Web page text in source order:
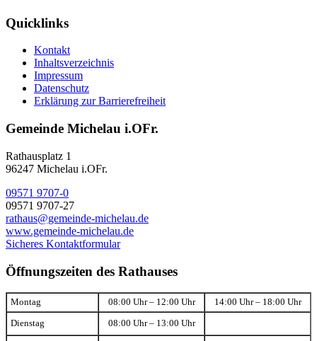
Quicklinks
Kontakt
Inhaltsverzeichnis
Impressum
Datenschutz
Erklärung zur Barrierefreiheit
Gemeinde Michelau i.OFr.
Rathausplatz 1
96247 Michelau i.OFr.
09571 9707-0
09571 9707-27
rathaus@gemeinde-michelau.de
www.gemeinde-michelau.de
Sicheres Kontaktformular
Öffnungszeiten des Rathauses
Montag 08:00 Uhr – 12:00 Uhr 14:00 Uhr – 18:00 Uhr
Dienstag 08:00 Uhr – 13:00 Uhr